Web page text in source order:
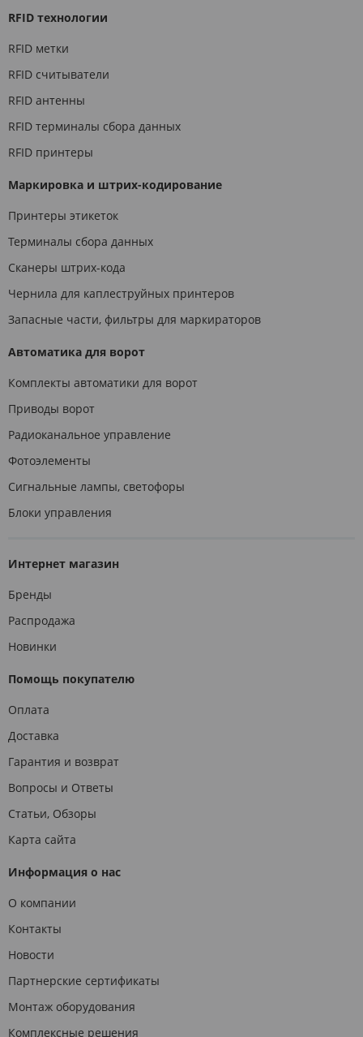
RFID технологии
RFID метки
RFID считыватели
RFID антенны
RFID терминалы сбора данных
RFID принтеры
Маркировка и штрих-кодирование
Принтеры этикеток
Терминалы сбора данных
Сканеры штрих-кода
Чернила для каплеструйных принтеров
Запасные части, фильтры для маркираторов
Автоматика для ворот
Комплекты автоматики для ворот
Приводы ворот
Радиоканальное управление
Фотоэлементы
Сигнальные лампы, светофоры
Блоки управления
Интернет магазин
Бренды
Распродажа
Новинки
Помощь покупателю
Оплата
Доставка
Гарантия и возврат
Вопросы и Ответы
Статьи, Обзоры
Карта сайта
Информация о нас
О компании
Контакты
Новости
Партнерские сертификаты
Монтаж оборудования
Комплексные решения